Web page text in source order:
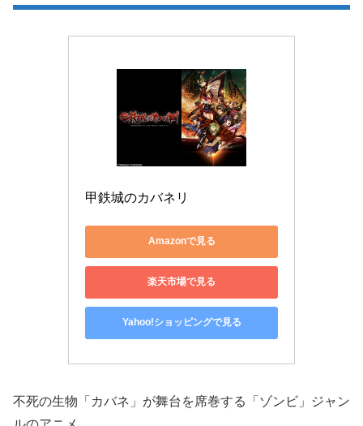
甲鉄城のカバネリ
Amazonで見る
楽天市場で見る
Yahoo!ショッピングで見る
不死の生物「カバネ」が舞台を席巻する「ゾンビ」ジャン